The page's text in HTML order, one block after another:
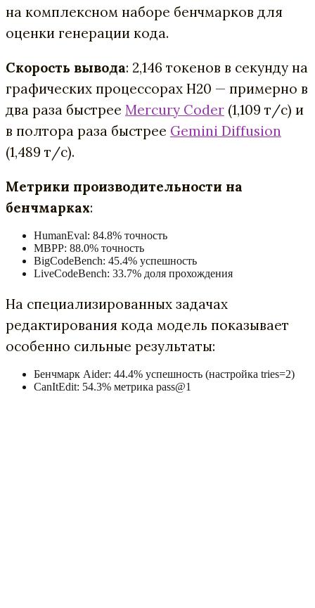
на комплексном наборе бенчмарков для
оценки генерации кода.
Скорость вывода: 2,146 токенов в секунду на
графических процессорах H20 — примерно в
два раза быстрее Mercury Coder (1,109 т/с) и
в полтора раза быстрее Gemini Diffusion
(1,489 т/с).
Метрики производительности на
бенчмарках:
HumanEval: 84.8% точность
MBPP: 88.0% точность
BigCodeBench: 45.4% успешность
LiveCodeBench: 33.7% доля прохождения
На специализированных задачах
редактирования кода модель показывает
особенно сильные результаты:
Бенчмарк Aider: 44.4% успешность (настройка tries=2)
CanItEdit: 54.3% метрика pass@1